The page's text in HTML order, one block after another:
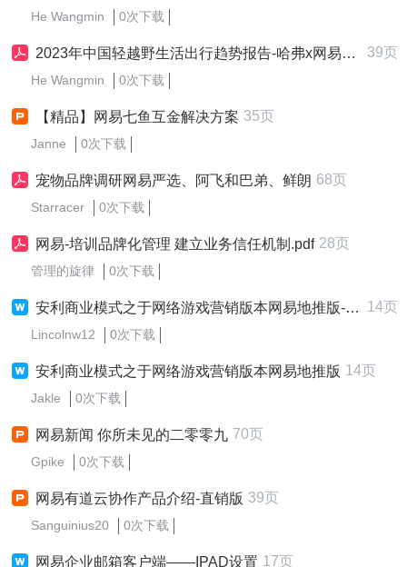
He Wangmin 0次下载
2023年中国轻越野生活出行趋势报告-哈弗x网易x艾瑞咨询.pdf 39页
He Wangmin 0次下载
【精品】网易七鱼互金解决方案 35页
Janne 0次下载
宠物品牌调研网易严选、阿飞和巴弟、鲜朗 68页
Starracer 0次下载
网易-培训品牌化管理 建立业务信任机制.pdf 28页
管理的旋律 0次下载
安利商业模式之于网络游戏营销版本网易地推版-14- 14页
Lincolnw12 0次下载
安利商业模式之于网络游戏营销版本网易地推版 14页
Jakle 0次下载
网易新闻 你所未见的二零零九 70页
Gpike 0次下载
网易有道云协作产品介绍-直销版 39页
Sanguinius20 0次下载
网易企业邮箱客户端——IPAD设置 17页